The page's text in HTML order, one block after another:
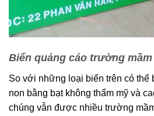
Biển quảng cáo trường
So với những loại biển trên có thể
non bằng bạt không thẩm mỹ và
chúng vẫn được nhiều trường